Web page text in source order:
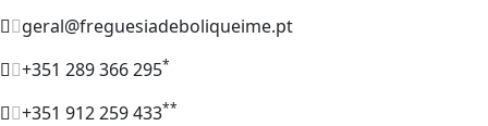
geral@freguesiadeboliqueime.pt
+351 289 366 295*
+351 912 259 433**